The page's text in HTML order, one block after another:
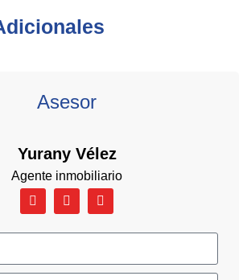
Asesor
Yurany Vélez
Agente inmobiliario